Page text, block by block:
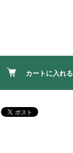
カートに入れる